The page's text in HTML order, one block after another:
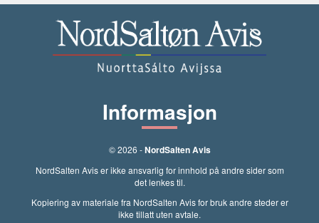
Informasjon
© 2026 -NordSalten Avis
NordSalten Avis er ikke ansvarlig for innhold på andre sider som
det lenkes til.
Kopiering av materiale fra NordSalten Avis for bruk andre steder er
ikke tillatt uten avtale.